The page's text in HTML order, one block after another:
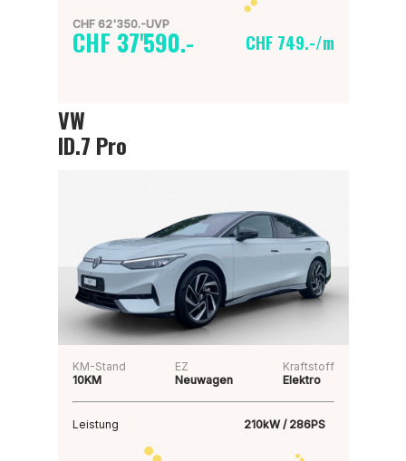
CHF 62'350.-UVP
CHF 37'590.- CHF 749.-/m
VW
ID.7 Pro
KM-Stand
10KM
EZ
Neuwagen
Kraftstoff
Elektro
Leistung 210kW / 286PS